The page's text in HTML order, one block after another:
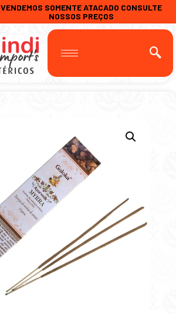
VENDEMOS SOMENTE ATACADO CONSULTE
NOSSOS PREÇOS